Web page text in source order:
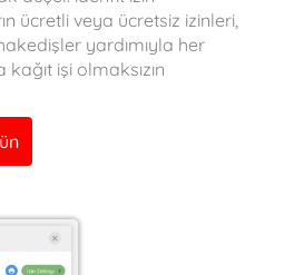
ücretli veya ücretsiz izinleri,
yardımıyla her
işi olmaksızın